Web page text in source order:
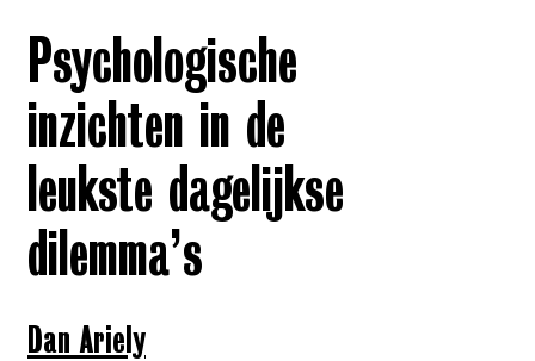
Psychologische
inzichten in de
leukste dagelijkse
dilemma’s
Dan Ariely